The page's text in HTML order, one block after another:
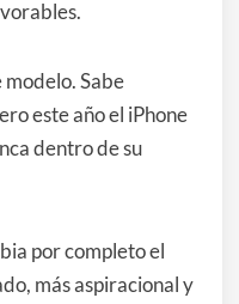
modelo. Sabe
este año el iPhone
dentro de su
por completo el
más aspiracional y